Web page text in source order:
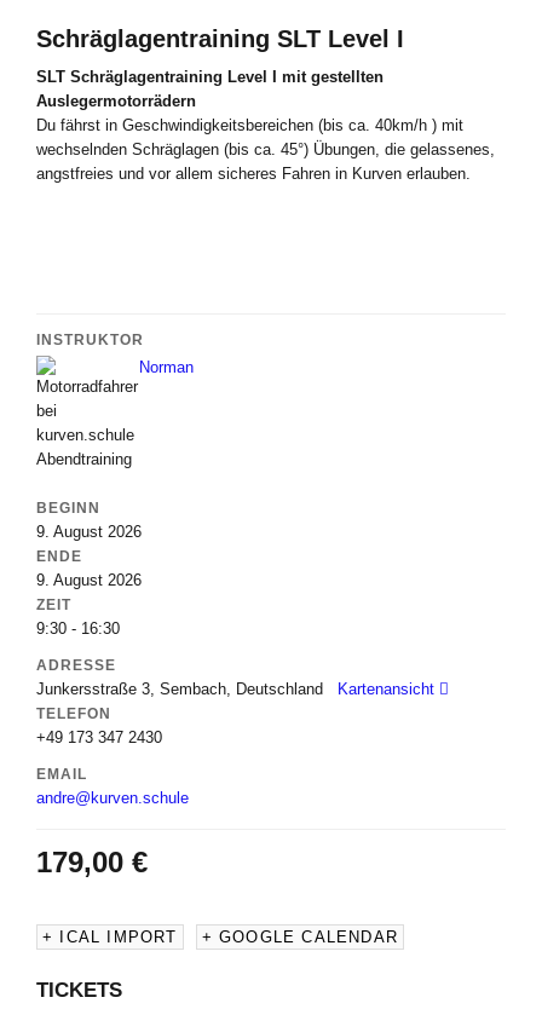
Schräglagentraining SLT Level I
SLT Schräglagentraining Level I mit gestellten
Auslegermotorrädern
Du fährst in Geschwindigkeitsbereichen (bis ca. 40km/h ) mit
wechselnden Schräglagen (bis ca. 45°) Übungen, die gelassenes,
angstfreies und vor allem sicheres Fahren in Kurven erlauben.
INSTRUKTOR
Norman
BEGINN
9. August 2026
ENDE
9. August 2026
ZEIT
9:30 - 16:30
ADRESSE
Junkersstraße 3, Sembach, Deutschland Kartenansicht
TELEFON
+49 173 347 2430
EMAIL
andre@kurven.schule
179,00 €
+ ICAL IMPORT + GOOGLE CALENDAR
TICKETS